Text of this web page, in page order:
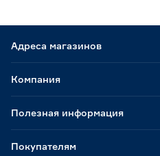
Адреса магазинов
Компания
Полезная информация
Покупателям